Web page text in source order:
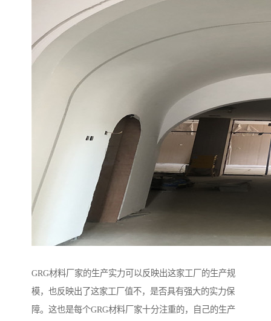
GRG材料厂家的生产实力可以反映出这家工厂的生产规
模，也反映出了这家工厂值不，是否具有强大的实力保
障。这也是每个GRG材料厂家十分注重的，自己的生产